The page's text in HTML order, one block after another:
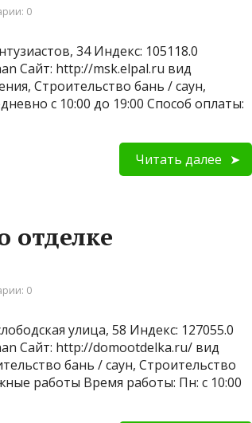
0
34 Индекс: 105118.0
Сайт: http://msk.elpal.ru вид
Строительство бань / саун,
с 10:00 до 19:00 Способ оплаты:
Читать далее
отделке
0
улица, 58 Индекс: 127055.0
Сайт: http://domootdelka.ru/ вид
бань / саун, Строительство
работы Время работы: Пн: с 10:00